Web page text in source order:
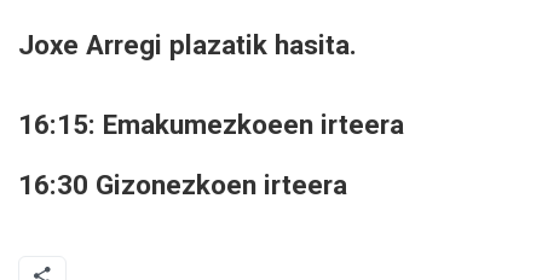
Joxe Arregi plazatik hasita.
16:15: Emakumezkoeen irteera
16:30 Gizonezkoen irteera